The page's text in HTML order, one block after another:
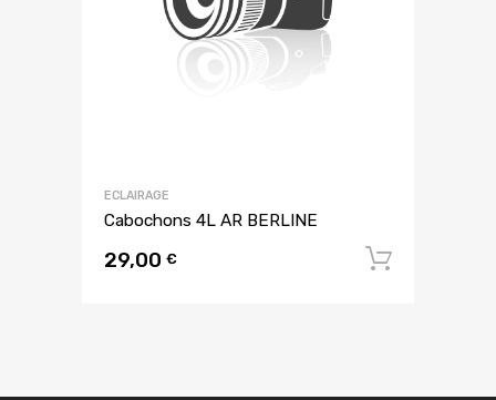
ECLAIRAGE
Cabochons 4L AR BERLINE
29,00 €